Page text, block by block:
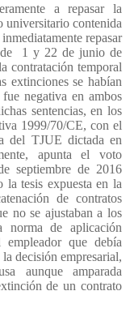
a repasar la
universitario contenida
repasar
1 y 22 de junio de
contratación temporal
extinciones se habían
negativa en ambos
sentencias, en los
1999/70/CE, con el
del TJUE dictada en
apunta el voto
septiembre de 2016
la tesis expuesta en la
de contratos
no se ajustaban a los
norma de aplicación
que debía
decisión empresarial,
aunque amparada
de un contrato